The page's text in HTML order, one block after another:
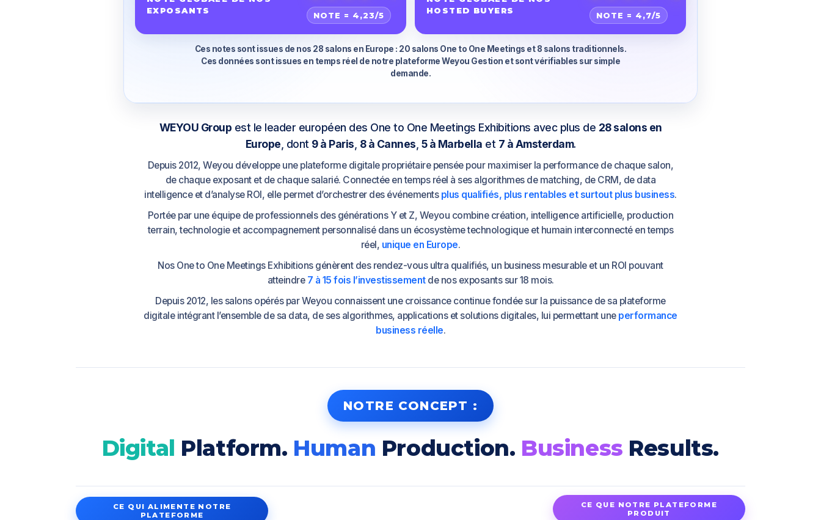
EXPOSANTS
NOTE = 4,23/5
HOSTED BUYERS
NOTE = 4,7/5
Ces notes sont issues de nos 28 salons en Europe : 20 salons One to One Meetings et 8 salons traditionnels.
Ces données sont issues en temps réel de notre plateforme Weyou Gestion et sont vérifiables sur simple
demande.
WEYOU Group est le leader européen des One to One Meetings Exhibitions avec plus de 28 salons en
Europe, dont 9 à Paris, 8 à Cannes, 5 à Marbella et 7 à Amsterdam.
Depuis 2012, Weyou développe une plateforme digitale propriétaire pensée pour maximiser la performance de chaque salon,
de chaque exposant et de chaque salarié. Connectée en temps réel à ses algorithmes de matching, de CRM, de data
intelligence et d’analyse ROI, elle permet d’orchestrer des événements plus qualifiés, plus rentables et surtout plus business.
Portée par une équipe de professionnels des générations Y et Z, Weyou combine création, intelligence artificielle, production
terrain, technologie et accompagnement personnalisé dans un écosystème technologique et humain interconnecté en temps
réel, unique en Europe.
Nos One to One Meetings Exhibitions génèrent des rendez-vous ultra qualifiés, un business mesurable et un ROI pouvant
atteindre 7 à 15 fois l’investissementde nos exposants sur 18 mois.
Depuis 2012, les salons opérés par Weyou connaissent une croissance continue fondée sur la puissance de sa plateforme
digitale intégrant l’ensemble de sa data, de ses algorithmes, applications et solutions digitales, lui permettant une performance
business réelle.
NOTRE CONCEPT :
DigitalPlatform.HumanProduction.Business Results.
Digital Platform. Human Production. Business Results.
CE QUI ALIMENTE NOTRE
PLATEFORME
CE QUE NOTRE PLATEFORME
PRODUIT